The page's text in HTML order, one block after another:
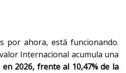
por ahora, está funcionando.
Internacional acumula una
2026, frente al 10,47% de la